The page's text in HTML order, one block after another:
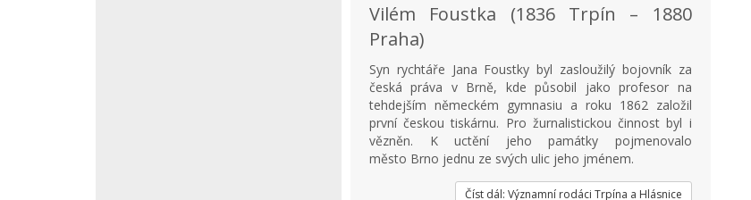
Vilém Foustka (1836 Trpín – 1880
Praha)
Syn rychtáře Jana Foustky byl zasloužilý bojovník za
česká práva v Brně, kde působil jako profesor na
tehdejším německém gymnasiu a roku 1862 založil
první českou tiskárnu. Pro žurnalistickou činnost byl i
vězněn. K uctění jeho památky pojmenovalo
město Brno jednu ze svých ulic jeho jménem.
Číst dál: Významní rodáci Trpína a Hlásnice